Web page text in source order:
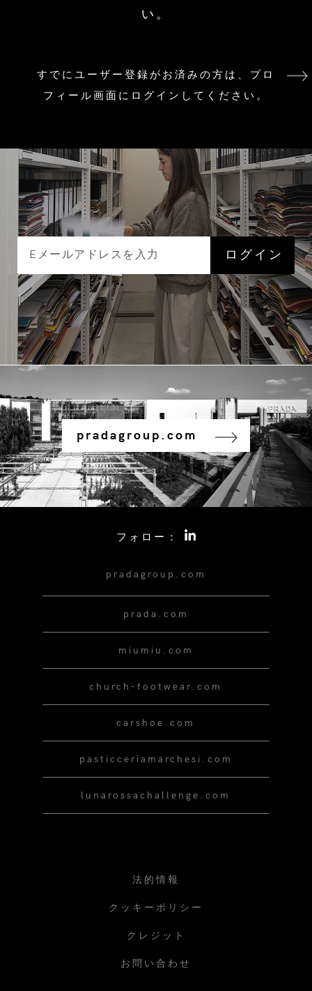
い。
すでにユーザー登録がお済みの方は、プロ
フィール画面にログインしてください。
pradagroup.com
フォロー：
pradagroup.com
prada.com
miumiu.com
church-footwear.com
carshoe.com
pasticceriamarchesi.com
lunarossachallenge.com
法的情報
クッキーポリシー
クレジット
お問い合わせ